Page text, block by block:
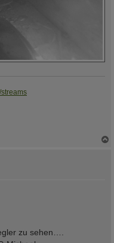
zu sehen….